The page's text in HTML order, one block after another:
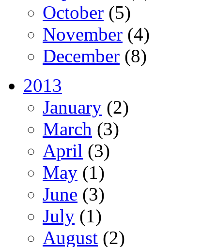
October (5)
November (4)
December (8)
2013
January (2)
March (3)
April (3)
May (1)
June (3)
July (1)
August (2)